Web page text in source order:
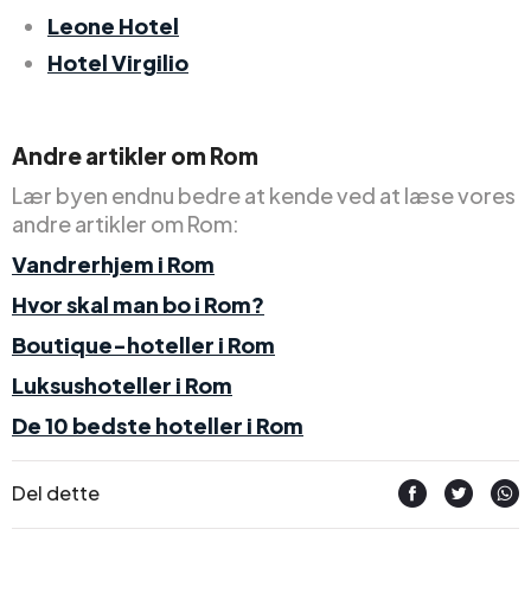
Leone Hotel
Hotel Virgilio
Andre artikler om Rom
Lær byen endnu bedre at kende ved at læse vores
andre artikler om Rom:
Vandrerhjem i Rom
Hvor skal man bo i Rom?
Boutique-hoteller i Rom
Luksushoteller i Rom
De 10 bedste hoteller i Rom
Del dette